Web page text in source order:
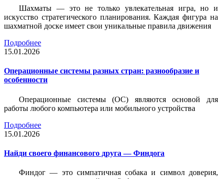
Шахматы — это не только увлекательная игра, но и
искусство стратегического планирования. Каждая фигура на
шахматной доске имеет свои уникальные правила движения
Подробнее
15.01.2026
Операционные системы разных стран: разнообразие и
особенности
Операционные системы (ОС) являются основой для
работы любого компьютера или мобильного устройства
Подробнее
15.01.2026
Найди своего финансового друга — Финдога
Финдог — это симпатичная собака и символ доверия,